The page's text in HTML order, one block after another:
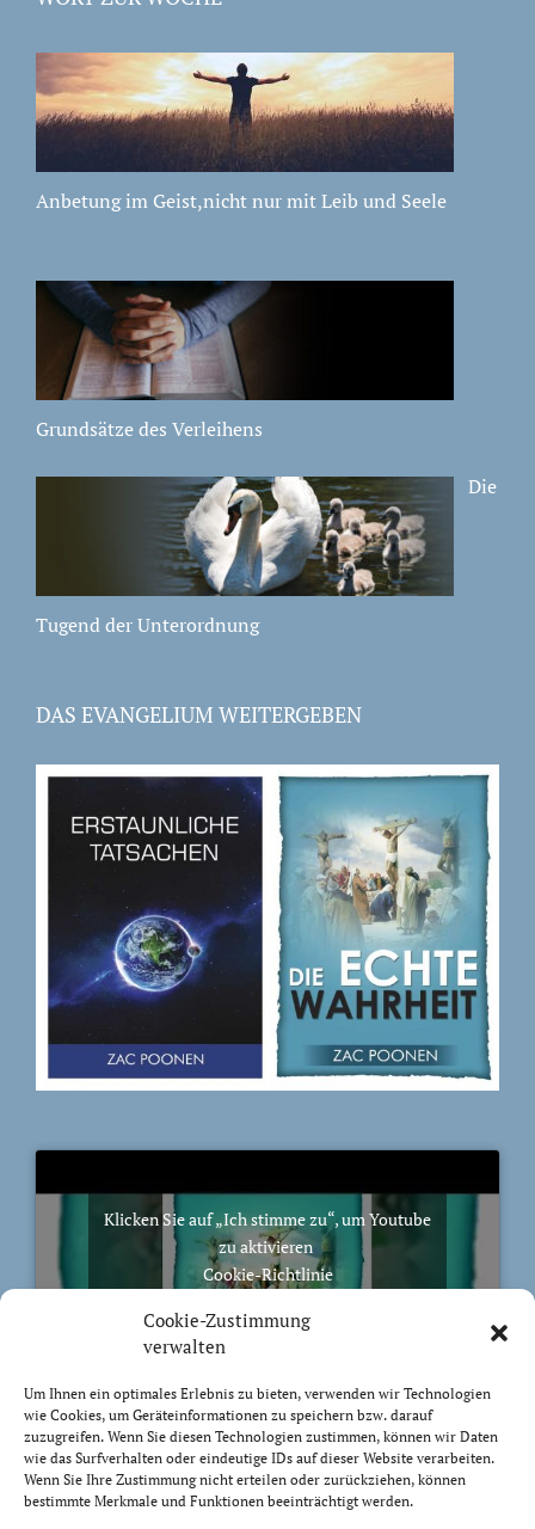
Cookie-Zustimmung
verwalten
Um Ihnen ein optimales Erlebnis zu bieten, verwenden wir Technologien
wie Cookies, um Geräteinformationen zu speichern bzw. darauf
zuzugreifen. Wenn Sie diesen Technologien zustimmen, können wir Daten
wie das Surfverhalten oder eindeutige IDs auf dieser Website verarbeiten.
Wenn Sie Ihre Zustimmung nicht erteilen oder zurückziehen, können
bestimmte Merkmale und Funktionen beeinträchtigt werden.
Anbetung im Geist,nicht nur mit Leib und Seele
Grundsätze des Verleihens
Die
Tugend der Unterordnung
DAS EVANGELIUM WEITERGEBEN
Klicken Sie auf „Ich stimme zu“, um Youtube
zu aktivieren
Cookie-Richtlinie
Ich stimme zu
BIBELVERS DES TAGES